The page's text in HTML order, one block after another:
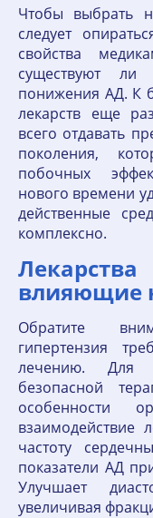
Чтобы выбрать
следует
свойства
существуют ли
понижения АД. К
лекарств еще
всего отдавать
поколения,
побочных
нового времени
действенные
комплексно.
влияющие
Обратите
гипертензия
лечению. Для
безопасной
особенности
взаимодействие
частоту
показатели АД
Улучшает
увеличивая